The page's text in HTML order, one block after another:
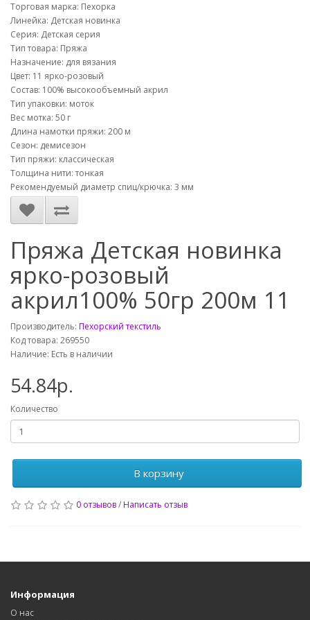
Торговая марка: Пехорка
Линейка: Детская новинка
Серия: Детская серия
Тип товара: Пряжа
Назначение: для вязания
Цвет: 11 ярко-розовый
Состав: 100% высокообъемный акрил
Тип упаковки: моток
Вес мотка: 50 г
Длина намотки пряжи: 200 м
Сезон: демисезон
Тип пряжи: классическая
Толщина нити: тонкая
Рекомендуемый диаметр спиц/крючка: 3 мм
Пряжа Детская новинка
ярко-розовый
акрил100% 50гр 200м 11
Производитель: Пехорский текстиль
Код товара: 269550
Наличие: Есть в наличии
54.84р.
Количество
В корзину
0 отзывов/Написать отзыв
Информация
О нас